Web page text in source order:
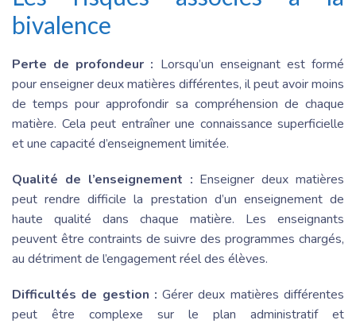
bivalence
Perte de profondeur : Lorsqu’un enseignant est formé
pour enseigner deux matières différentes, il peut avoir moins
de temps pour approfondir sa compréhension de chaque
matière. Cela peut entraîner une connaissance superficielle
et une capacité d’enseignement limitée.
Qualité de l’enseignement : Enseigner deux matières
peut rendre difficile la prestation d’un enseignement de
haute qualité dans chaque matière. Les enseignants
peuvent être contraints de suivre des programmes chargés,
au détriment de l’engagement réel des élèves.
Difficultés de gestion :Gérer deux matières différentes
peut être complexe sur le plan administratif et